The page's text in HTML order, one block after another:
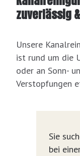
zuverlässig
Unsere
ist rund um die
oder an Sonn-
Verstopfungen
Sie
bei